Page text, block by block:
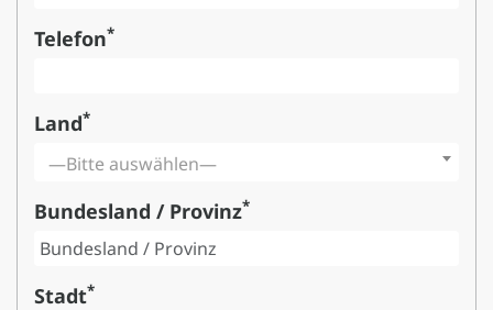
Telefon*
Land*
—Bitte auswählen—
Bundesland / Provinz*
Stadt*